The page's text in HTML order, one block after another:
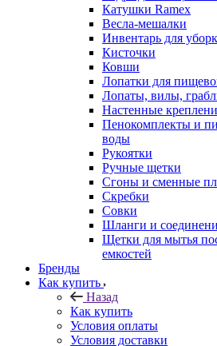
Катушки Ramex
Весла-мешалки
Инвентарь для
Кисточки
Ковши
Лопатки для
Лопаты, вилы,
Настенные
Пенокомплекты и
воды
Рукоятки
Ручные щетки
Сгоны и сменные
Скребки
Совки
Шланги и
Щетки для мытья
емкостей
Бренды
Как купить
Назад
Как купить
Условия оплаты
Условия доставки